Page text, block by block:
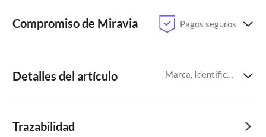
Compromiso de Miravia Pagos seguros
Detalles del artículo
Trazabilidad